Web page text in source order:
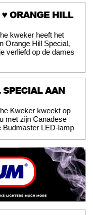
ORANGE HILL
kweker heeft het
Orange Hill Special,
verliefd op de dames
AAN
Kweker kweekt op
met zijn Canadese
Budmaster LED-lamp